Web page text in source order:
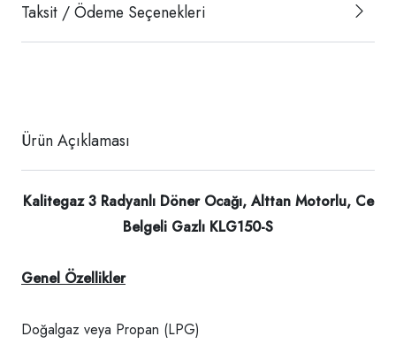
Taksit / Ödeme Seçenekleri
Ürün Açıklaması
Kalitegaz 3 Radyanlı Döner Ocağı, Alttan Motorlu, Ce
Belgeli Gazlı KLG150-S
Genel Özellikler
Doğalgaz veya Propan (LPG)